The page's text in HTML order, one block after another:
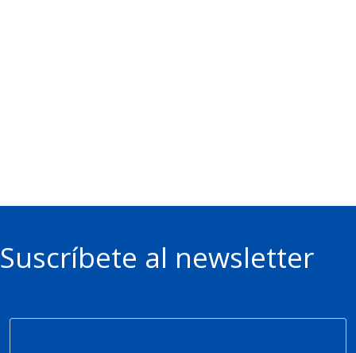
Suscríbete al newsletter